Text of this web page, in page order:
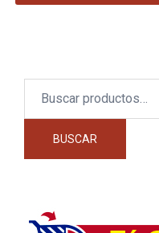
BUSCAR